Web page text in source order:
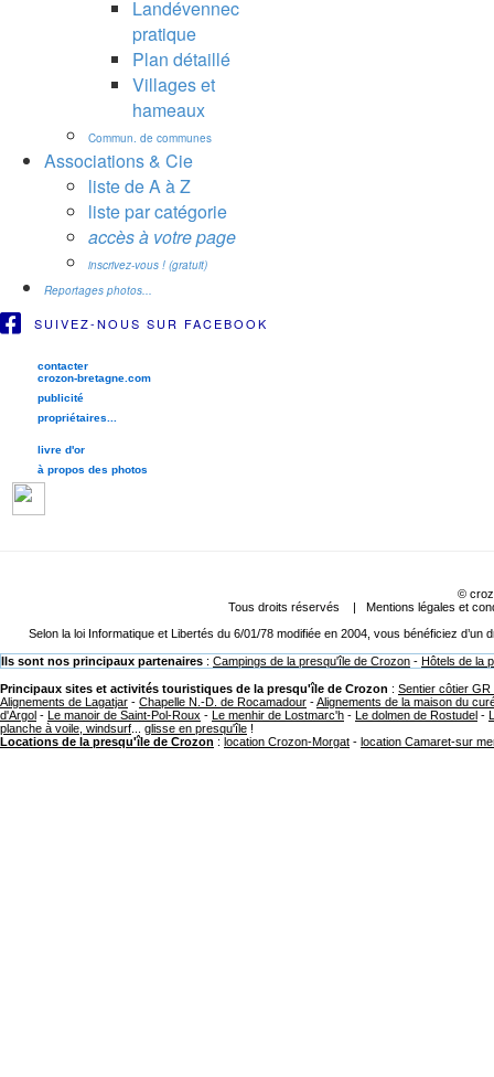
Landévennec
pratique
Plan détaillé
Villages et
hameaux
Commun. de communes
Associations & Cie
liste de A à Z
liste par catégorie
accès à votre page
inscrivez-vous ! (gratuit)
Reportages photos...
SUIVEZ-NOUS SUR FACEBOOK
contacter
crozon-bretagne.com
publicité
propriétaires...
livre d'or
à propos des photos
©
Tous droits réservés | Mentions légales et
Selon la loi Informatique et Libertés du 6/01/78 modifiée en 2004, vous bénéficiez
Ils sont nos principaux partenaires : Campings de la presqu'île de Crozon - Hôtels de la
Principaux sites et activités touristiques de la presqu'île de Crozon : Sentier côtier GR
Alignements de Lagatjar - Chapelle N.-D. de Rocamadour -Alignements de la maison du
d'Argol - Le manoir de Saint-Pol-Roux - Le menhir de Lostmarc'h - Le dolmen de Rostudel -
planche à voile, windsurf
glisse en presqu'île !
Locations de la presqu'île de Crozon : location Crozon-Morgat - location Camaret-sur